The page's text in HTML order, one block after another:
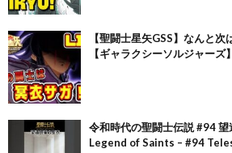
【聖闘士星矢GSS】なんと次
【ギャラクシーソルジャーズ】
令和時代の聖闘士伝説 #94
Legend of Saints – #94